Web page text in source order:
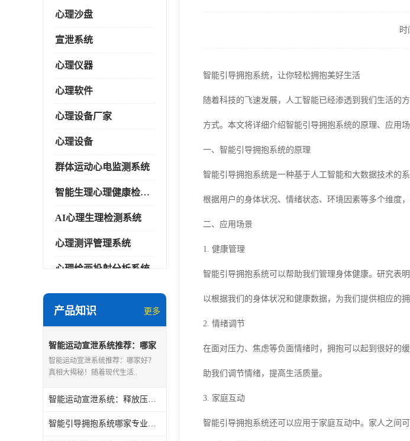
心理沙盘
宣泄系统
心理仪器
心理软件
心理设备厂家
心理设备
群体运动心电监测系统
智能生理心理健康检测系统
AI心理生理检测系统
心理测评管理系统
心理绘画投射分析系统
可变速催眠放松催眠套件
智能反馈训练系统
便携式生物反馈仪
心理自助仪
智能互动宣泄仪
产品知识 更多
智能运动宣泄系统推荐：哪家
好？真相大揭秘！
智能运动宣泄系统推荐：哪家好？
真相大揭秘！随着现代生活..
智能运动宣泄系统：释放压力，找回内心的平静
智能引导拥抱系统哪家专业？深度解析
时
智能引导拥抱系统，让你轻松拥抱美好生活
随着科技的飞速发展，人工智能已经渗透到我们生活的
方式。本文将详细介绍智能引导拥抱系统的原理、应用
一、智能引导拥抱系统的原理
智能引导拥抱系统是一种基于人工智能和大数据技术的
根据用户的身体状况、情绪状态、环境因素等多个维度
二、应用场景
1. 健康管理
智能引导拥抱系统可以帮助我们管理身体健康。研究表
以根据我们的身体状况和健康数据，为我们提供相应的
2. 情绪调节
在面对压力、焦虑等负面情绪时，拥抱可以起到很好的
助我们调节情绪，提高生活质量。
3. 家庭互动
智能引导拥抱系统还可以应用于家庭互动中。家人之间